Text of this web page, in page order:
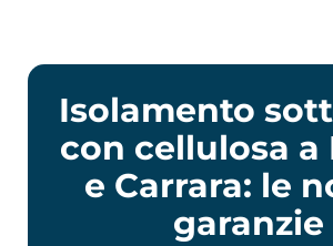
Isolamento
con cellulosa a
e Carrara: le
garanzie